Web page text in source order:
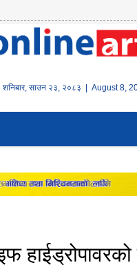
शनिबार, साउन २३, २०८३ | August 8,